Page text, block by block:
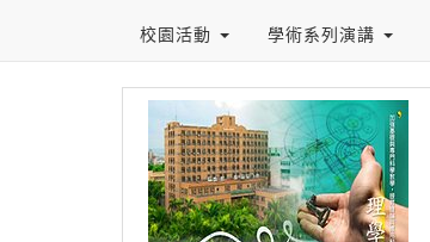
校園活動 學術系列演講